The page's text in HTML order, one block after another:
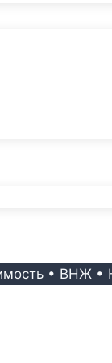
• ВНЖ •